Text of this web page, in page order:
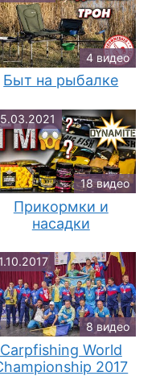
4 видео
Быт на рыбалке
18 видео
Прикормки и
насадки
8 видео
Carpfishing World
2017